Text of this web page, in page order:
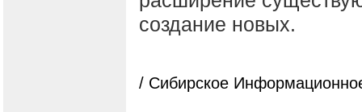
создание новых.
/ Сибирское